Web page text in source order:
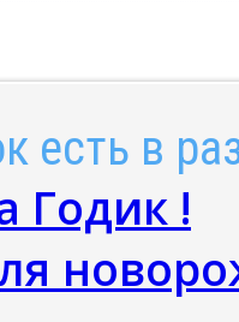
есть в
Годик !